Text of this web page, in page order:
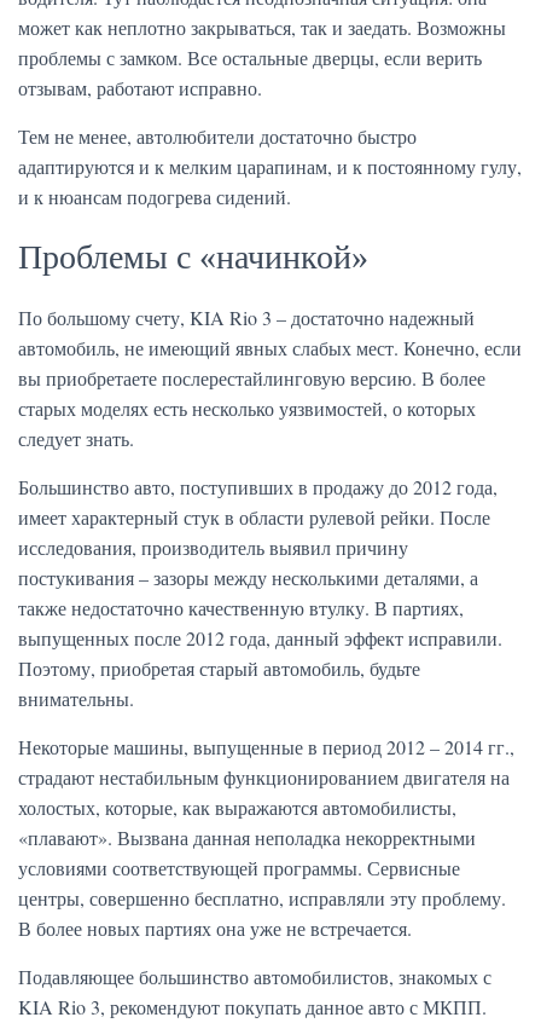
может как неплотно закрываться, так и заедать. Возможны
проблемы с замком. Все остальные дверцы, если верить
отзывам, работают исправно.
Тем не менее, автолюбители достаточно быстро
адаптируются и к мелким царапинам, и к постоянному гулу,
и к нюансам подогрева сидений.
Проблемы с «начинкой»
По большому счету, KIA Rio 3 – достаточно надежный
автомобиль, не имеющий явных слабых мест. Конечно, если
вы приобретаете послерестайлинговую версию. В более
старых моделях есть несколько уязвимостей, о которых
следует знать.
Большинство авто, поступивших в продажу до 2012 года,
имеет характерный стук в области рулевой рейки. После
исследования, производитель выявил причину
постукивания – зазоры между несколькими деталями, а
также недостаточно качественную втулку. В партиях,
выпущенных после 2012 года, данный эффект исправили.
Поэтому, приобретая старый автомобиль, будьте
внимательны.
Некоторые машины, выпущенные в период 2012 – 2014 гг.,
страдают нестабильным функционированием двигателя на
холостых, которые, как выражаются автомобилисты,
«плавают». Вызвана данная неполадка некорректными
условиями соответствующей программы. Сервисные
центры, совершенно бесплатно, исправляли эту проблему.
В более новых партиях она уже не встречается.
Подавляющее большинство автомобилистов, знакомых с
KIA Rio 3, рекомендуют покупать данное авто с МКПП.